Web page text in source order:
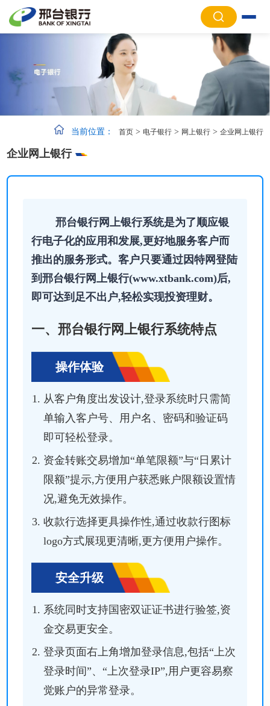
当前位置： 首页> 电子银行> 网上银行> 企业网上银行
企业网上银行
邢台银行网上银行系统是为了顺应银
行电子化的应用和发展,更好地服务客户而
推出的服务形式。客户只要通过因特网登陆
到邢台银行网上银行(www.xtbank.com)后,
即可达到足不出户,轻松实现投资理财。
一、邢台银行网上银行系统特点
操作体验
从客户角度出发设计,登录系统时只需简
单输入客户号、用户名、密码和验证码
即可轻松登录。
资金转账交易增加“单笔限额”与“日累计
限额”提示,方便用户获悉账户限额设置情
况,避免无效操作。
收款行选择更具操作性,通过收款行图标
logo方式展现更清晰,更方便用户操作。
安全升级
系统同时支持国密双证证书进行验签,资
金交易更安全。
登录页面右上角增加登录信息,包括“上次
登录时间”、“上次登录IP”,用户更容易察
觉账户的异常登录。